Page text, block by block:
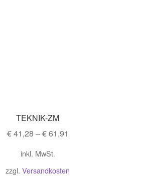
TEKNIK-ZM
€41,28 –€61,91
inkl. MwSt.
zzgl. Versandkosten